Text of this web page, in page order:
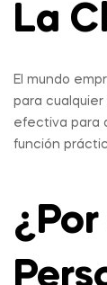
La
El mundo
para
efectiva para
función